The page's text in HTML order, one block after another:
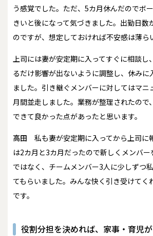
う感覚でした。ただ、5カ月休んだのでボ
きいと後になって気づきました。出勤日数
のですが、想定しておければ不安感は薄ら
上司には妻が安定期に入ってすぐに相談し
るだけ影響が出ないように調整し、休みに
ました。引き継ぐメンバーに対してはマニ
月間並走しました。業務が整理されたので
できて良かった点があったと思います。
高田
私も妻が安定期に入ってから上司に
は2カ月と3カ月だったので新しくメンバ
ではなく、チームメンバー3人に少しずつ
てもらいました。みんな快く引き受けてく
です。
役割分担を決めれば、家事・育児